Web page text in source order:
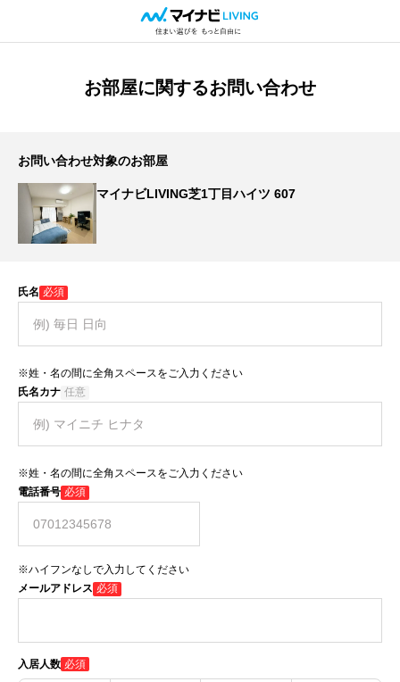
お部屋に関するお問い合わせ
お問い合わせ対象のお部屋
マイナビLIVING芝1丁目ハイツ 607
氏名 必須
※姓・名の間に全角スペースをご入力ください
氏名カナ 任意
※姓・名の間に全角スペースをご入力ください
電話番号 必須
※ハイフンなしで入力してください
メールアドレス 必須
入居人数 必須